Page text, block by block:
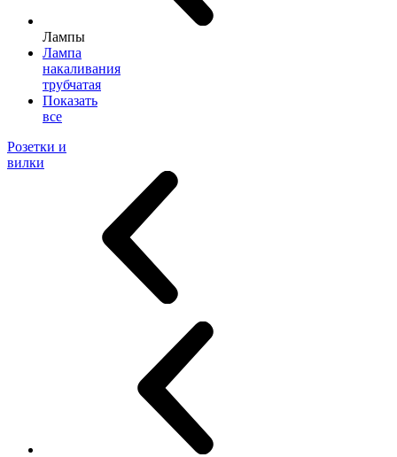
Лампы
Лампа
накаливания
трубчатая
Показать
все
Розетки и
вилки